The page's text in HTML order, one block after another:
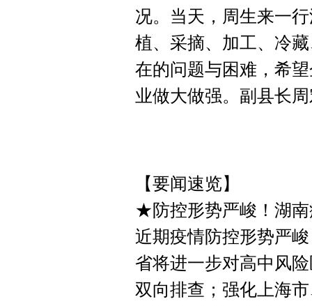
况。当天，周生来一
植、采摘、加工、冷
在的问题与困难，希
业做大做强。副县长
【要闻速览】
★防控形势严峻！湖
近期疫情防控形势严
省将进一步对高中风
双向排查；强化上海